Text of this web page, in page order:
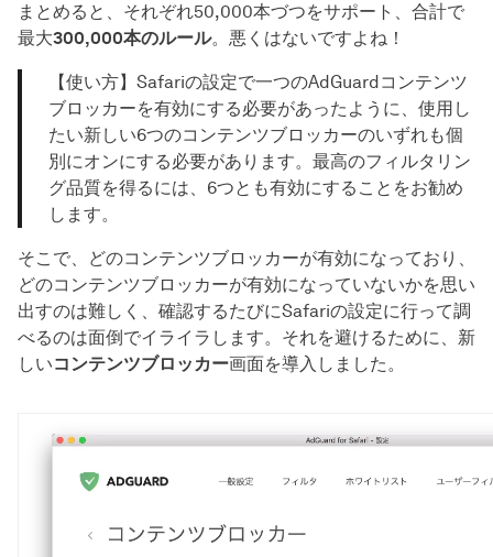
まとめると、それぞれ50,000本づつをサポート、合計で
最大300,000本のルール。悪くはないですよね！
【使い方】Safariの設定で一つのAdGuardコンテンツ
ブロッカーを有効にする必要があったように、使用し
たい新しい6つのコンテンツブロッカーのいずれも個
別にオンにする必要があります。最高のフィルタリン
グ品質を得るには、6つとも有効にすることをお勧め
します。
そこで、どのコンテンツブロッカーが有効になっており、
どのコンテンツブロッカーが有効になっていないかを思い
出すのは難しく、確認するたびにSafariの設定に行って調
べるのは面倒でイライラします。それを避けるために、新
しいコンテンツブロッカー画面を導入しました。